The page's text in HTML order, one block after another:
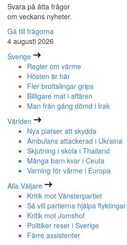
Svara på åtta frågor
om veckans nyheter.
Gå till frågorna
4 augusti 2026
Sverige
Regler om värme
Hösten är här
Fler brottslingar grips
Billigare mat i affären
Man från gäng dömd i Irak
Världen
Nya platser att skydda
Ambulans attackerad i Ukraina
Skjutning i skola i Thailand
Många barn kvar i Ceuta
Varning för värme i Europa
Alla Väljare
Kritik mot Vänsterpartiet
Så vill partierna hjälpa flyktingar
Kritik mot Jomshof
Politiker reser i Sverige
Färre assistenter